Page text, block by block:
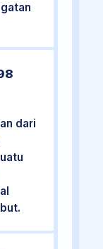
dari